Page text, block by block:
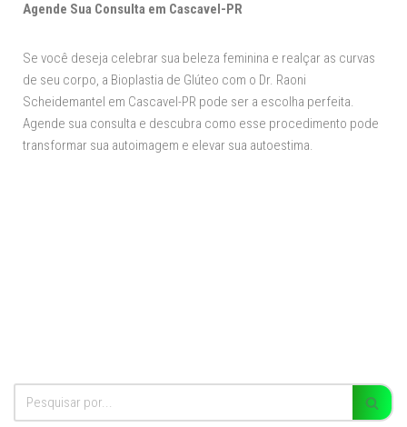
Agende Sua Consulta em Cascavel-PR
Se você deseja celebrar sua beleza feminina e realçar as curvas
de seu corpo, a Bioplastia de Glúteo com o Dr. Raoni
Scheidemantel em Cascavel-PR pode ser a escolha perfeita.
Agende sua consulta e descubra como esse procedimento pode
transformar sua autoimagem e elevar sua autoestima.